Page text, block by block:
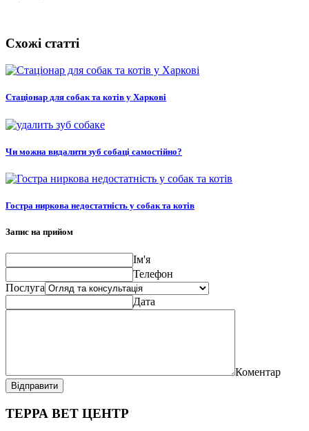
Схожі статті
Стаціонар для собак та котів у Харкові
Чи можна видалити зуб собаці самостійно?
Гостра ниркова недостатність у собак та котів
Запис на прийом
Ім'я
Телефон
Послуга
Дата
Коментар
Відправити
ТЕРРА ВЕТ ЦЕНТР